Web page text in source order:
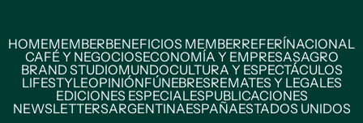
HOMEMEMBERBENEFICIOS MEMBERREFERÍNACIONAL
CAFÉ Y NEGOCIOSECONOMÍA Y EMPRESASAGRO
BRAND STUDIOMUNDOCULTURA Y ESPECTÁCULOS
LIFESTYLEOPINIÓNFÚNEBRESREMATES Y LEGALES
EDICIONES ESPECIALESPUBLICACIONES
NEWSLETTERSARGENTINAESPAÑAESTADOS UNIDOS